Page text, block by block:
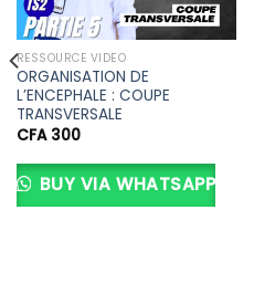
Ajouter
à la liste
d’envies
RESSOURCE VIDÉO
ORGANISATION DE
L’ENCEPHALE : COUPE
TRANSVERSALE
CFA300
BUY VIA WHATSAPP